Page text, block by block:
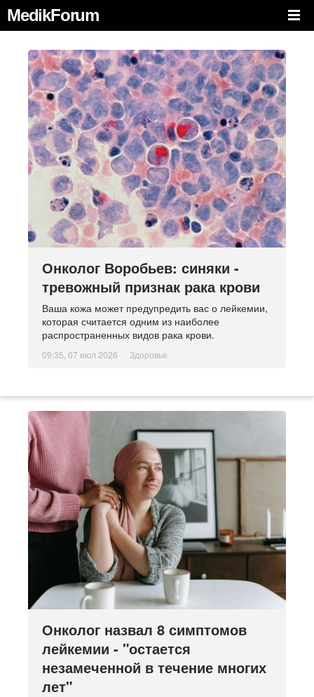
MedikForum
Онколог Воробьев: синяки -
тревожный признак рака крови
Ваша кожа может предупредить вас о лейкемии,
которая считается одним из наиболее
распространенных видов рака крови.
09:35, 07 июл 2026 Здоровье
Онколог назвал 8 симптомов
лейкемии - "остается
незамеченной в течение многих
лет"